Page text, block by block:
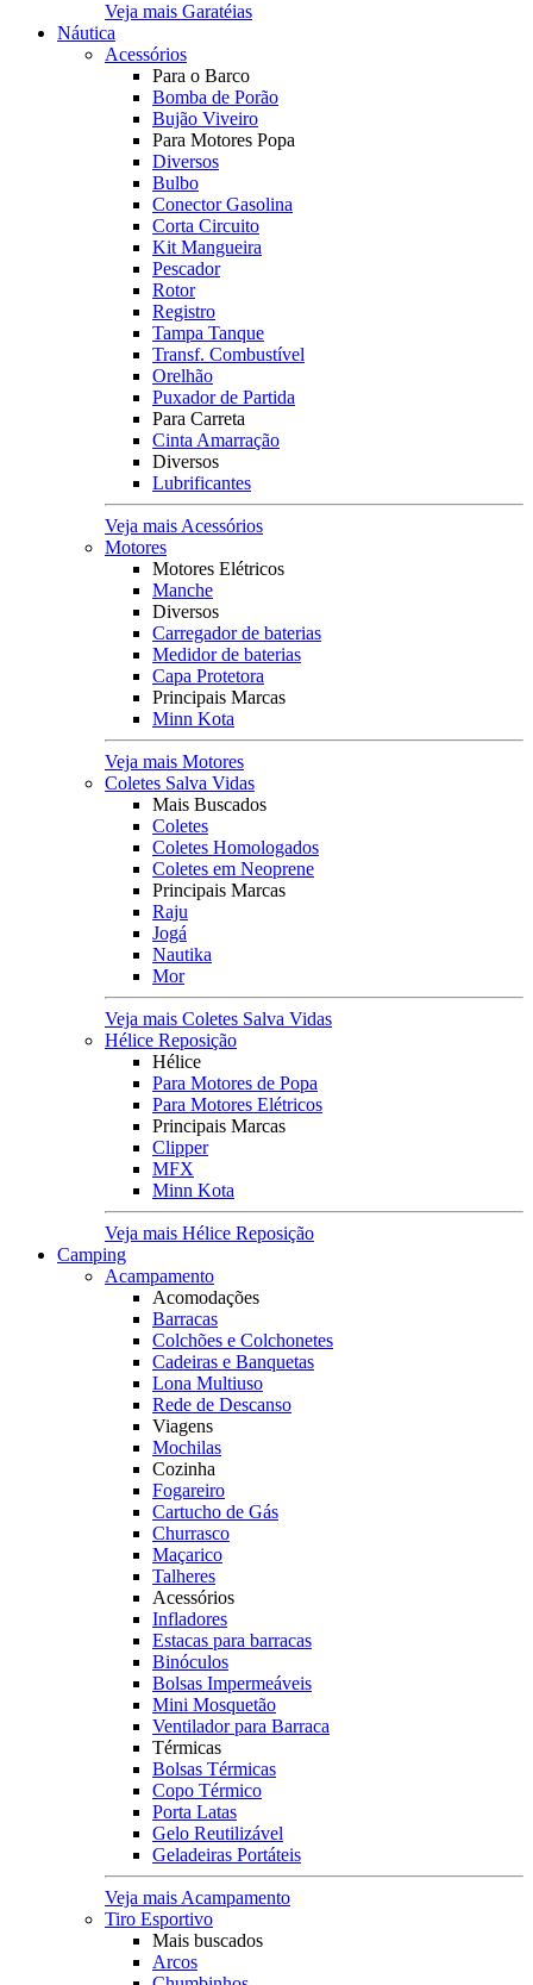
Veja mais Garatéias
Náutica
Acessórios
Para o Barco
Bomba de Porão
Bujão Viveiro
Para Motores Popa
Diversos
Bulbo
Conector Gasolina
Corta Circuito
Kit Mangueira
Pescador
Rotor
Registro
Tampa Tanque
Transf. Combustível
Orelhão
Puxador de Partida
Para Carreta
Cinta Amarração
Diversos
Lubrificantes
Veja mais Acessórios
Motores
Motores Elétricos
Manche
Diversos
Carregador de baterias
Medidor de baterias
Capa Protetora
Principais Marcas
Minn Kota
Veja mais Motores
Coletes Salva Vidas
Mais Buscados
Coletes
Coletes Homologados
Coletes em Neoprene
Principais Marcas
Raju
Jogá
Nautika
Mor
Veja mais Coletes Salva Vidas
Hélice Reposição
Hélice
Para Motores de Popa
Para Motores Elétricos
Principais Marcas
Clipper
MFX
Minn Kota
Veja mais Hélice Reposição
Camping
Acampamento
Acomodações
Barracas
Colchões e Colchonetes
Cadeiras e Banquetas
Lona Multiuso
Rede de Descanso
Viagens
Mochilas
Cozinha
Fogareiro
Cartucho de Gás
Churrasco
Maçarico
Talheres
Acessórios
Infladores
Estacas para barracas
Binóculos
Bolsas Impermeáveis
Mini Mosquetão
Ventilador para Barraca
Térmicas
Bolsas Térmicas
Copo Térmico
Porta Latas
Gelo Reutilizável
Geladeiras Portáteis
Veja mais Acampamento
Tiro Esportivo
Mais buscados
Arcos